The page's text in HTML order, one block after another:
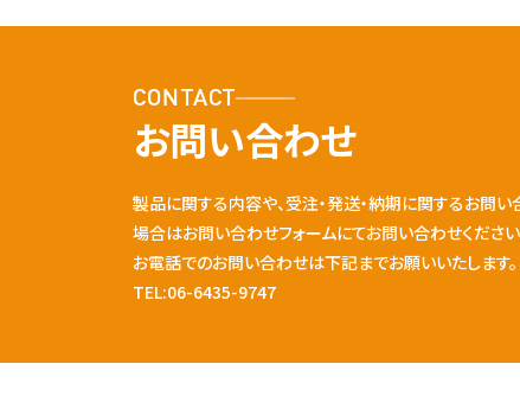
CONTACT
お問い合わせ
製品に関する内容や、受注・発送・納期に関するお問
場合はお問い合わせフォームにてお問い合わせください
お電話でのお問い合わせは下記までお願いいたします。
TEL:06-6435-9747